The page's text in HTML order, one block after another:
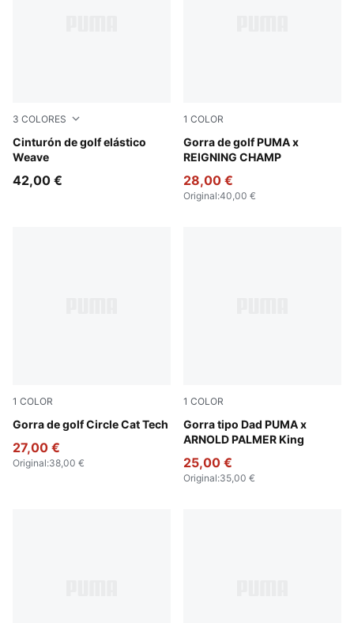
3 COLORES
Cinturón de golf elástico
Weave
Puma Black
42,00 €
1 COLOR
Gorra de golf PUMA x
REIGNING CHAMP
Deep Navy
28,00 €
Original:40,00 €
1 COLOR
Gorra de golf Circle Cat Tech
White Glow
27,00 €
Original:38,00 €
1 COLOR
Gorra tipo Dad PUMA x
ARNOLD PALMER King
Alpine Snow-Forest Green
25,00 €
Original:35,00 €